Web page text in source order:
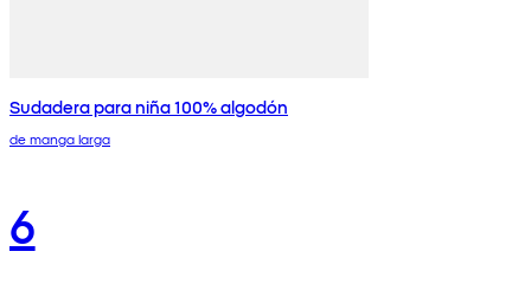
Sudadera para niña 100% algodón
de manga larga
6